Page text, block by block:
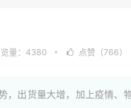
量：4380 点赞（766）
出货量大增，加上疫情、